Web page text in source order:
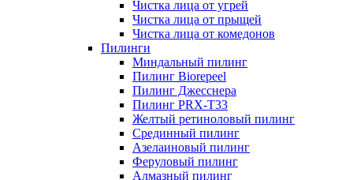
Чистка лица от угрей
Чистка лица от прыщей
Чистка лица от комедонов
Пилинги
Миндальный пилинг
Пилинг Biorepeel
Пилинг Джесснера
Пилинг PRX-T33
Желтый ретиноловый пилинг
Срединный пилинг
Азелаиновый пилинг
Феруловый пилинг
Алмазный пилинг